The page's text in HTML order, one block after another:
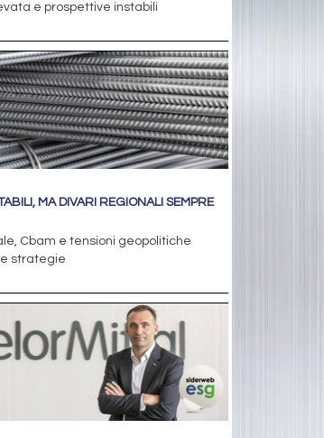
e prospettive instabili
MA DIVARI REGIONALI SEMPRE
Cbam e tensioni geopolitiche
strategie